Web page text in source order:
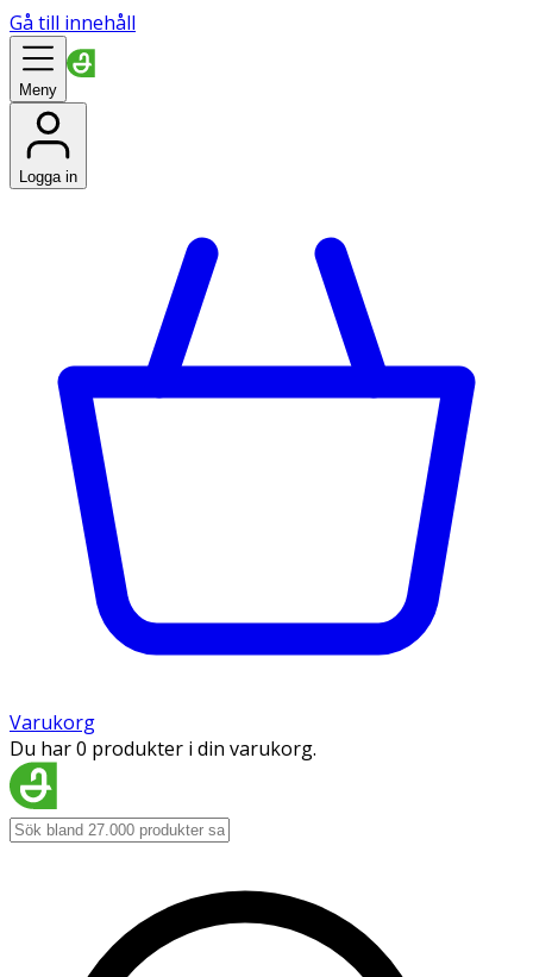
Gå till innehåll
Meny
Logga in
Varukorg
Du har 0 produkter i din varukorg.